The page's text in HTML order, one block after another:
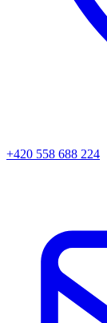
+420 558 688 224